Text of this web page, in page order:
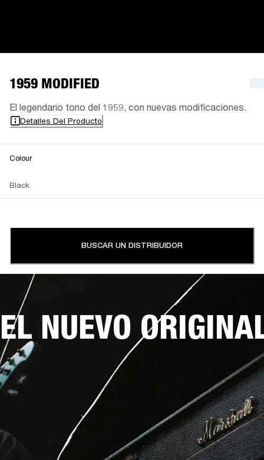
1959 MODIFIED
El legendario tono del 1959, con nuevas modificaciones.
Detalles Del Producto
Colour
Black
BUSCAR UN DISTRIBUIDOR
EL NUEVO